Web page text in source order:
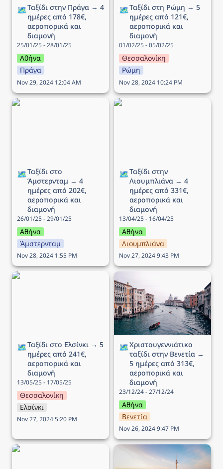
🗺️Ταξίδι στην Πράγα → 4
ημέρες από 178€,
αεροπορικά και
διαμονή
25/01/25 - 28/01/25
Αθήνα
Πράγα
Nov 29, 2024 12:04 AM
🗺️Ταξίδι στη Ρώμη → 5
ημέρες από 121€,
αεροπορικά και
διαμονή
01/02/25 - 05/02/25
Θεσσαλονίκη
Ρώμη
Nov 28, 2024 10:24 PM
Ταξίδι στο Άμστερνταμ →
🗺️Ταξίδι στο
Άμστερνταμ → 4
ημέρες από 202€,
αεροπορικά και
διαμονή
26/01/25 - 29/01/25
Αθήνα
Άμστερνταμ
Nov 28, 2024 1:55 PM
Ταξίδι στην Λιουμπλιάνα
🗺️Ταξίδι στην
Λιουμπλιάνα → 4
ημέρες από 331€,
αεροπορικά και
διαμονή
13/04/25 - 16/04/25
Αθήνα
Λιουμπλιάνα
Nov 27, 2024 9:43 PM
Ταξίδι στο Ελσίνκι → 5
🗺️Ταξίδι στο Ελσίνκι → 5
ημέρες από 241€,
αεροπορικά και
διαμονή
13/05/25 - 17/05/25
Θεσσαλονίκη
Ελσίνκι
Nov 27, 2024 5:20 PM
Χριστουγεννιάτικο ταξίδι
στην Βενετία → 5 ημέρες
από 313€, αεροπορικά
και διαμονή
🗺️Χριστουγεννιάτικο
ταξίδι στην Βενετία →
5 ημέρες από 313€,
αεροπορικά και
διαμονή
23/12/24 - 27/12/24
Αθήνα
Βενετία
Nov 26, 2024 9:47 PM
Ταξίδι στην Βασιλεία → 4
Ταξίδι στο Βερολίνο → 4
ημέρες από 202€,